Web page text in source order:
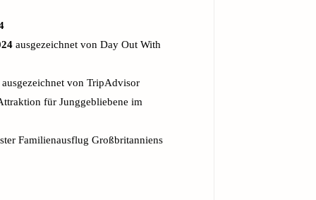
ausgezeichnet von Day Out With
ausgezeichnet von TripAdvisor
für Junggebliebene im
Familienausflug Großbritanniens